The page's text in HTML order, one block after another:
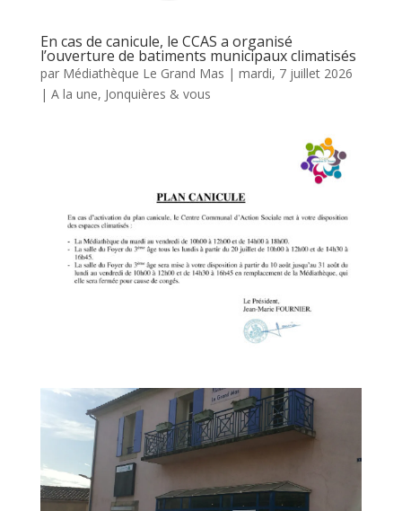
En cas de canicule, le CCAS a organisé
l’ouverture de batiments municipaux climatisés
par Médiathèque Le Grand Mas | mardi, 7 juillet 2026
| A la une, Jonquières & vous